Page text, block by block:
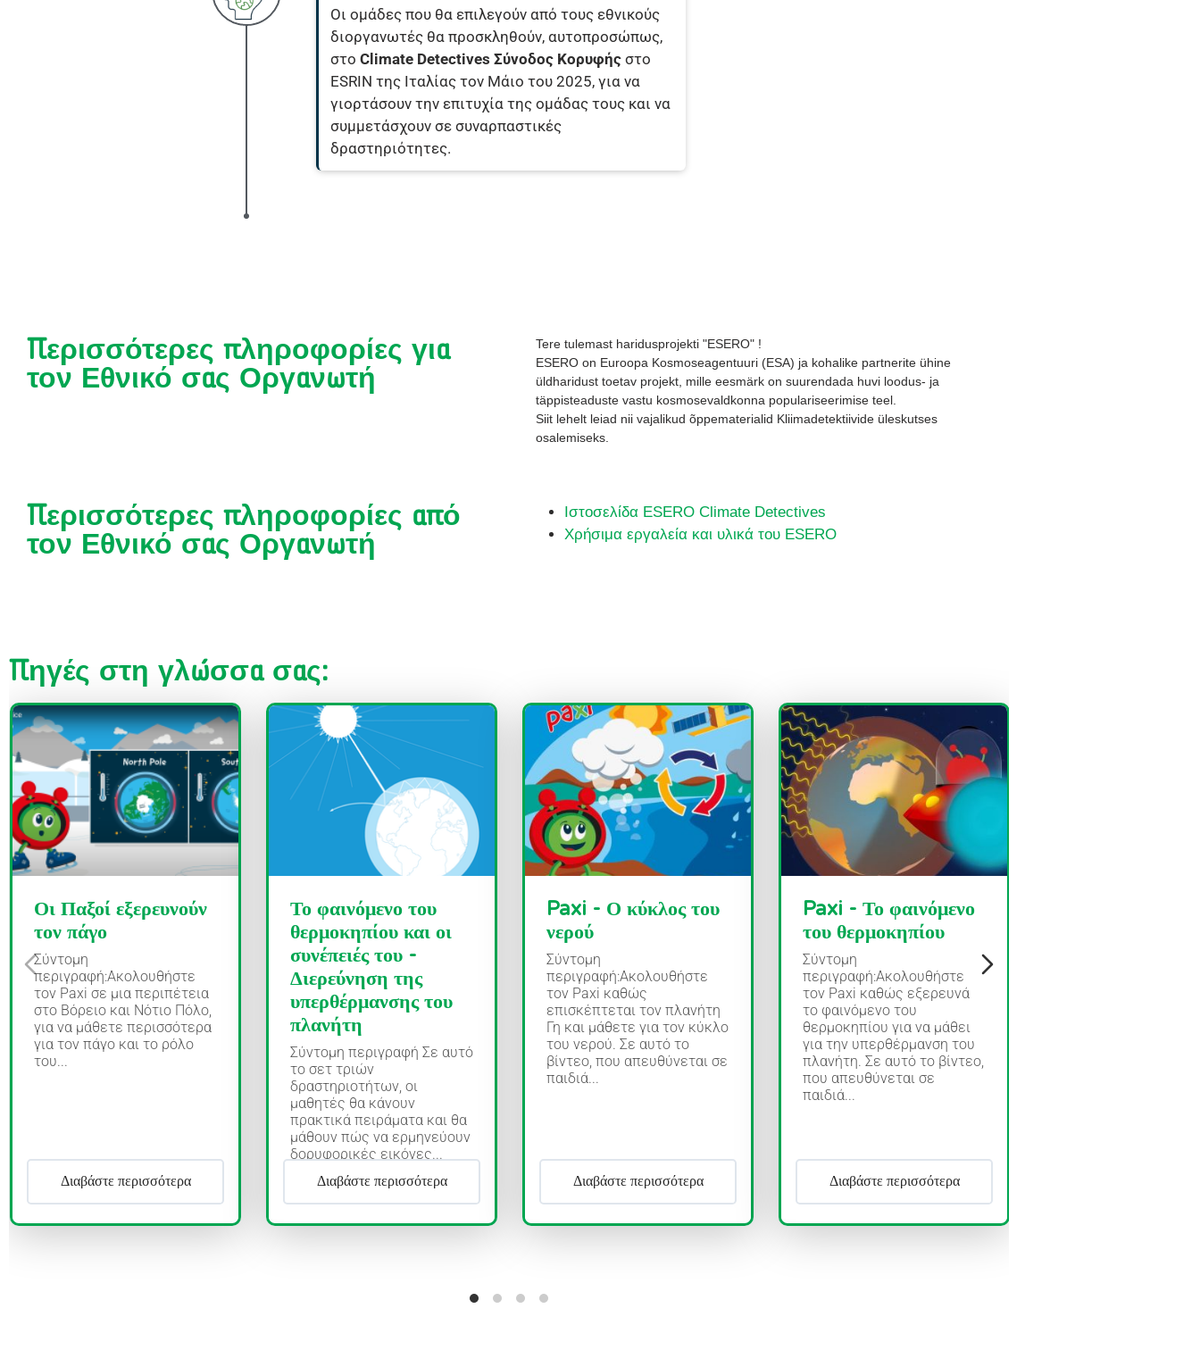
Οι ομάδες που θα επιλεγούν από τους εθνικούς
διοργανωτές θα προσκληθούν, αυτοπροσώπως,
στο Climate Detectives Σύνοδος Κορυφήςστο
ESRIN της Ιταλίας τον Μάιο του 2025, για να
γιορτάσουν την επιτυχία της ομάδας τους και να
συμμετάσχουν σε συναρπαστικές
δραστηριότητες.
Περισσότερες πληροφορίες για
τον Εθνικό σας Οργανωτή
Tere tulemast haridusprojekti "ESERO" !
ESERO on Euroopa Kosmoseagentuuri (ESA) ja kohalike partnerite ühine
üldharidust toetav projekt, mille eesmärk on suurendada huvi loodus- ja
täppisteaduste vastu kosmosevaldkonna populariseerimise teel.
Siit lehelt leiad nii vajalikud õppematerialid Kliimadetektiivide üleskutses
osalemiseks.
Περισσότερες πληροφορίες από
τον Εθνικό σας Οργανωτή
Ιστοσελίδα ESERO Climate Detectives
Χρήσιμα εργαλεία και υλικά του ESERO
Πηγές στη γλώσσα σας:
Οι Παξοί εξερευνούν
τον πάγο
Σύντομη
περιγραφή:Ακολουθήστε
τον Paxi σε μια περιπέτεια
στο Βόρειο και Νότιο Πόλο,
για να μάθετε περισσότερα
για τον πάγο και το ρόλο
του...
Διαβάστε περισσότερα
Το φαινόμενο του
θερμοκηπίου και οι
συνέπειές του -
Διερεύνηση της
υπερθέρμανσης του
πλανήτη
Σύντομη περιγραφή Σε αυτό
το σετ τριών
δραστηριοτήτων, οι
μαθητές θα κάνουν
πρακτικά πειράματα και θα
μάθουν πώς να ερμηνεύουν
δορυφορικές εικόνες...
Διαβάστε περισσότερα
Paxi - Ο κύκλος του
νερού
Σύντομη
περιγραφή:Ακολουθήστε
τον Paxi καθώς
επισκέπτεται τον πλανήτη
Γη και μάθετε για τον κύκλο
του νερού. Σε αυτό το
βίντεο, που απευθύνεται σε
παιδιά...
Διαβάστε περισσότερα
Paxi - Το φαινόμενο
του θερμοκηπίου
Σύντομη
περιγραφή:Ακολουθήστε
τον Paxi καθώς εξερευνά
το φαινόμενο του
θερμοκηπίου για να μάθει
για την υπερθέρμανση του
πλανήτη. Σε αυτό το βίντεο,
που απευθύνεται σε
παιδιά...
Διαβάστε περισσότερα